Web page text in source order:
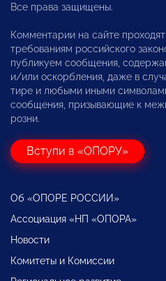
Все права защищены.
Комментарии на сайте
требованиям российского
публикуем сообщения,
и/или оскорбления, даже в
тире и любыми иными
сообщения, призывающие к
розни.
Вступи в «ОПОРУ»
Об «ОПОРЕ РОССИИ»
Ассоциация «НП «ОПОРА»
Новости
Комитеты и Комиссии